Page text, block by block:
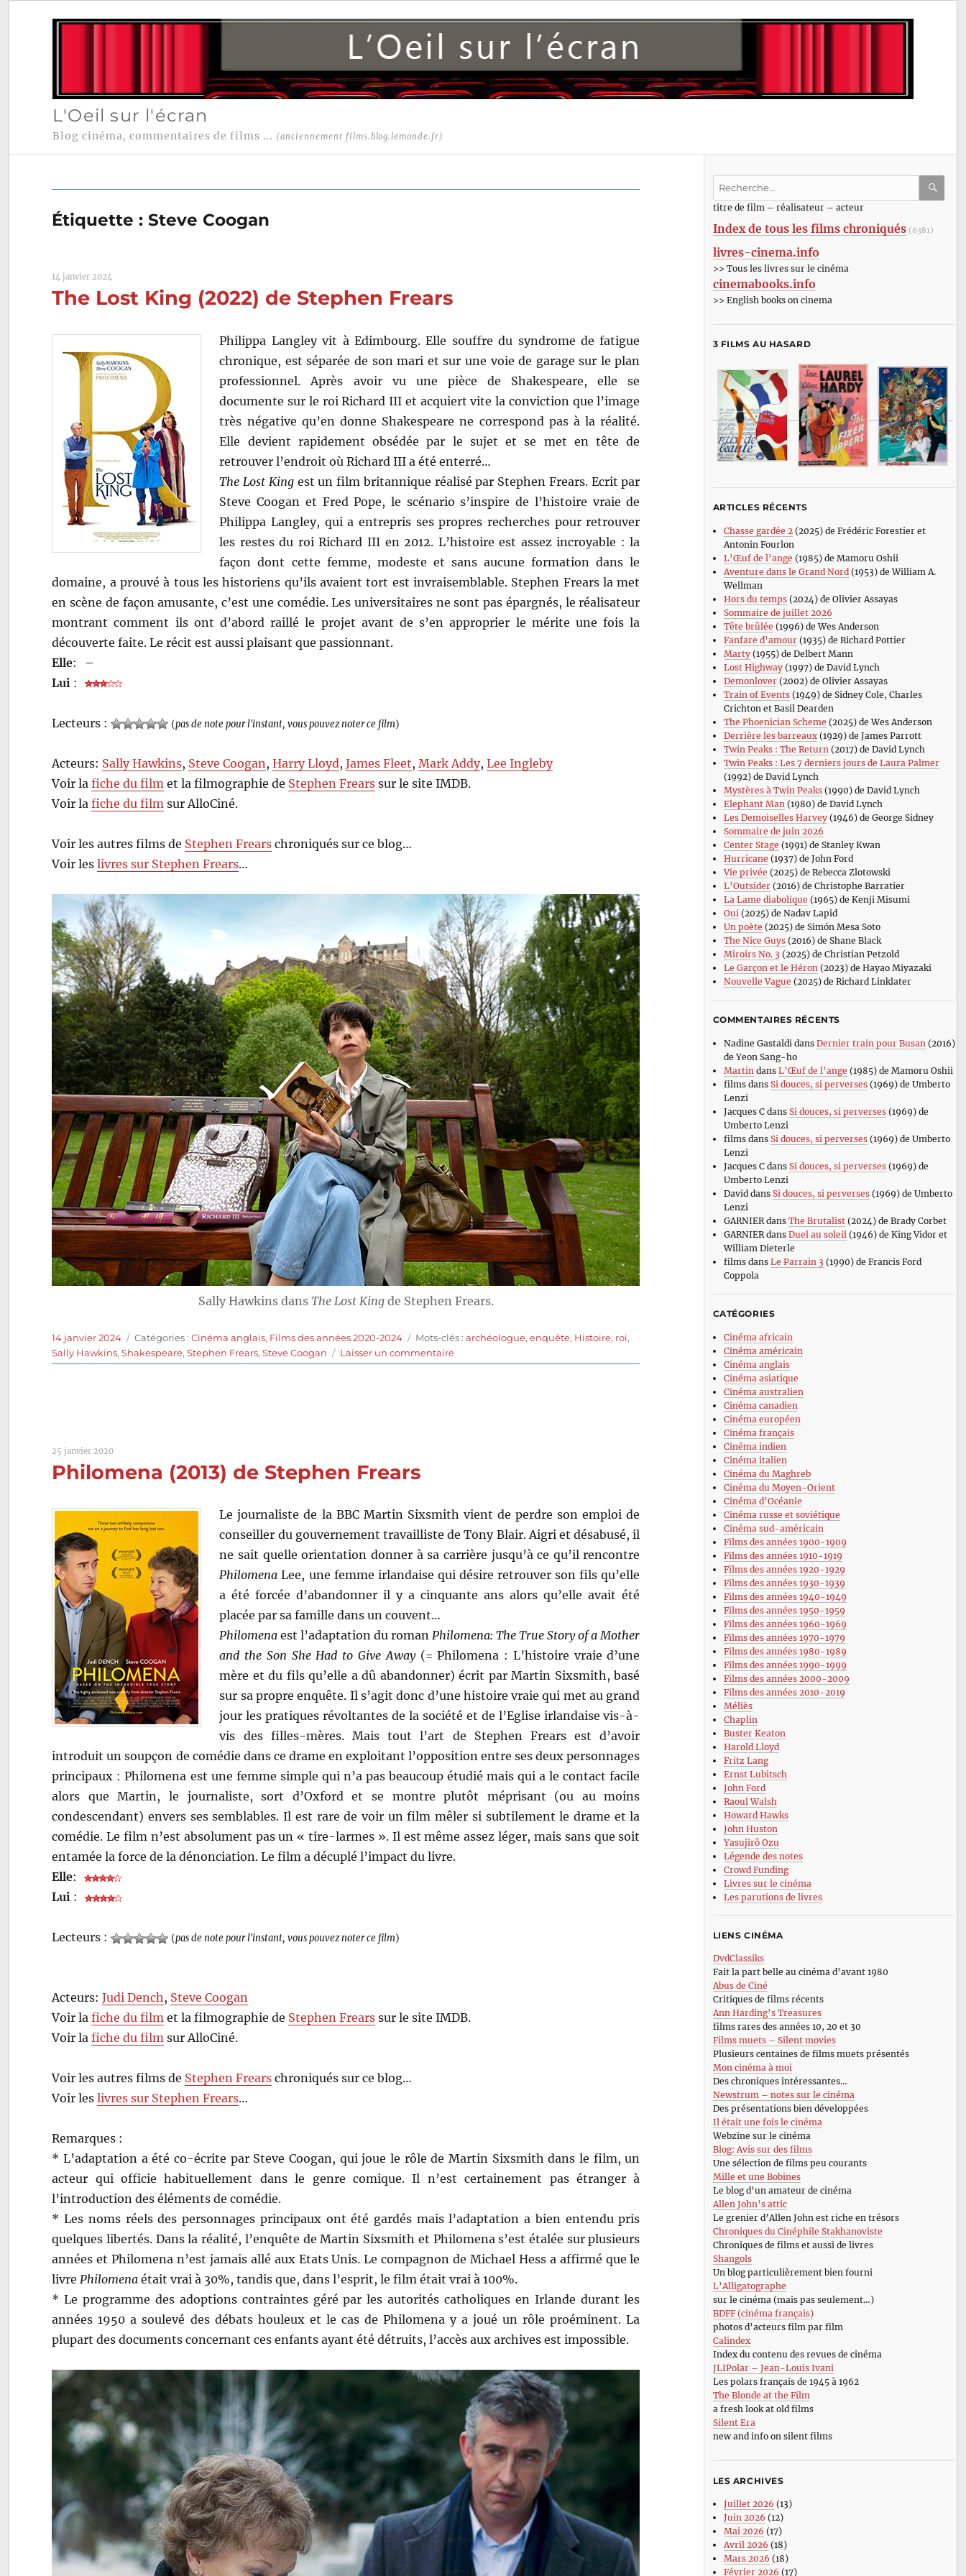
L'Oeil sur l'écran
Blog cinéma, commentaires de films ... (anciennement films.blog.lemonde.fr)
Étiquette :Steve Coogan
14 janvier 2024
The Lost King (2022) de Stephen Frears
Philippa Langley vit à Edimbourg. Elle souffre du syndrome de fatigue
chronique, est séparée de son mari et sur une voie de garage sur le plan
professionnel. Après avoir vu une pièce de Shakespeare, elle se
documente sur le roi Richard III et acquiert vite la conviction que l’image
très négative qu’en donne Shakespeare ne correspond pas à la réalité.
Elle devient rapidement obsédée par le sujet et se met en tête de
retrouver l’endroit où Richard III a été enterré…
The Lost Kingest un film britannique réalisé par Stephen Frears. Ecrit par
Steve Coogan et Fred Pope, le scénario s’inspire de l’histoire vraie de
Philippa Langley, qui a entrepris ses propres recherches pour retrouver
les restes du roi Richard III en 2012. L’histoire est assez incroyable : la
façon dont cette femme, modeste et sans aucune formation dans le
domaine, a prouvé à tous les historiens qu’ils avaient tort est invraisemblable. Stephen Frears la met
en scène de façon amusante, c’est une comédie. Les universitaires ne sont pas épargnés, le réalisateur
montrant comment ils ont d’abord raillé le projet avant de s’en approprier le mérite une fois la
découverte faite. Le récit est aussi plaisant que passionnant.
Elle:
–
Lui :
Lecteurs : (pas de note pour l'instant, vous pouvez noter ce film)
Acteurs: Sally Hawkins, Steve Coogan ,Harry Lloyd,James Fleet,Mark Addy,Lee Ingleby
Voir lafiche du film et la filmographie de Stephen Frears sur le site IMDB.
Voir lafiche du film sur AlloCiné.
Voir les autres films de Stephen Frears chroniqués sur ce blog…
Voir leslivres sur Stephen Frears…
Sally Hawkins dans The Lost Kingde Stephen Frears.
Publié
le
14 janvier 2024 Catégories
Catégories :Cinéma anglais, Films des années 2020-2024 Étiquettes
Mots-clés :archéologue,enquête, Histoire, roi,
Sally Hawkins,Shakespeare,Stephen Frears,Steve Coogan Laisser un commentairesur
The
25 janvier 2020
Philomena (2013) de Stephen Frears
Le journaliste de la BBC Martin Sixsmith vient de perdre son emploi de
conseiller du gouvernement travailliste de Tony Blair. Aigri et désabusé, il
ne sait quelle orientation donner à sa carrière jusqu’à ce qu’il rencontre
Philomena Lee, une femme irlandaise qui désire retrouver son fils qu’elle
a été forcée d’abandonner il y a cinquante ans alors qu’elle avait été
placée par sa famille dans un couvent…
Philomena est l’adaptation du romanPhilomena: The True Story of a Mother
and the Son She Had to Give Away(= Philomena : L’histoire vraie d’une
mère et du fils qu’elle a dû abandonner) écrit par Martin Sixsmith, basé
sur sa propre enquête. Il s’agit donc d’une histoire vraie qui met au grand
jour les pratiques révoltantes de la société et de l’Eglise irlandaise vis-à-
vis des filles-mères. Mais tout l’art de Stephen Frears est d’avoir
introduit un soupçon de comédie dans ce drame en exploitant l’opposition entre ses deux personnages
principaux : Philomena est une femme simple qui n’a pas beaucoup étudié mais qui a le contact facile
alors que Martin, le journaliste, sort d’Oxford et se montre plutôt méprisant (ou au moins
condescendant) envers ses semblables. Il est rare de voir un film mêler si subtilement le drame et la
comédie. Le film n’est absolument pas un « tire-larmes ». Il est même assez léger, mais sans que soit
entamée la force de la dénonciation. Le film a décuplé l’impact du livre.
Elle:
Lui :
Lecteurs : (pas de note pour l'instant, vous pouvez noter ce film)
Acteurs:Judi Dench, Steve Coogan
Voir lafiche du film et la filmographie de Stephen Frears sur le site IMDB.
Voir lafiche du film sur AlloCiné.
Voir les autres films de Stephen Frears chroniqués sur ce blog…
Voir leslivres sur Stephen Frears…
Remarques :
* L’adaptation a été co-écrite par Steve Coogan, qui joue le rôle de Martin Sixsmith dans le film, un
acteur qui officie habituellement dans le genre comique. Il n’est certainement pas étranger à
l’introduction des éléments de comédie.
* Les noms réels des personnages principaux ont été gardés mais l’adaptation a bien entendu pris
quelques libertés. Dans la réalité, l’enquête de Martin Sixsmith et Philomena s’est étalée sur plusieurs
années et Philomena n’est jamais allé aux Etats Unis. Le compagnon de Michael Hess a affirmé que le
livrePhilomena était vrai à 30%, tandis que, dans l’esprit, le film était vrai à 100%.
* Le programme des adoptions contraintes géré par les autorités catholiques en Irlande durant les
années 1950 a soulevé des débats houleux et le cas de Philomena y a joué un rôle proéminent. La
plupart des documents concernant ces enfants ayant été détruits, l’accès aux archives est impossible.
Recherche
:titre de film – réalisateur – acteur
Index de tous les films chroniqués (6381)
livres-cinema.info
>> Tous les livres sur le cinéma
cinemabooks.info
>> English books on cinema
3 FILMS AU HASARD
ARTICLES RÉCENTS
Chasse gardée 2(2025) de Frédéric Forestier et
Antonin Fourlon
L’Œuf de l’ange (1985) de Mamoru Oshii
Aventure dans le Grand Nord(1953) de William A.
Wellman
Hors du temps(2024) de Olivier Assayas
Sommaire de juillet 2026
Tête brûlée (1996) de Wes Anderson
Fanfare d’amour(1935) de Richard Pottier
Marty(1955) de Delbert Mann
Lost Highway(1997) de David Lynch
Demonlover(2002) de Olivier Assayas
Train of Events(1949) de Sidney Cole, Charles
Crichton et Basil Dearden
The Phoenician Scheme (2025) de Wes Anderson
Derrière les barreaux(1929) de James Parrott
Twin Peaks : The Return(2017) de David Lynch
Twin Peaks : Les 7 derniers jours de Laura Palmer
(1992) de David Lynch
Mystères à Twin Peaks(1990) de David Lynch
Elephant Man(1980) de David Lynch
Les Demoiselles Harvey(1946) de George Sidney
Sommaire de juin 2026
Center Stage (1991) de Stanley Kwan
Hurricane (1937) de John Ford
Vie privée (2025) de Rebecca Zlotowski
L’Outsider(2016) de Christophe Barratier
La Lame diabolique (1965) de Kenji Misumi
Oui(2025) de Nadav Lapid
Un poète (2025) de Simón Mesa Soto
The Nice Guys(2016) de Shane Black
Miroirs No. 3 (2025) de Christian Petzold
Le Garçon et le Héron(2023) de Hayao Miyazaki
Nouvelle Vague (2025) de Richard Linklater
COMMENTAIRES RÉCENTS
Nadine Gastaldi dans Dernier train pour Busan (2016)
de Yeon Sang-ho
Martin dans L’Œuf de l’ange (1985) de Mamoru Oshii
filmsdans Si douces, si perverses(1969) de Umberto
Lenzi
Jacques Cdans Si douces, si perverses(1969) de
Umberto Lenzi
filmsdans Si douces, si perverses(1969) de Umberto
Lenzi
Jacques Cdans Si douces, si perverses(1969) de
Umberto Lenzi
David dans Si douces, si perverses(1969) de Umberto
Lenzi
GARNIERdans The Brutalist(2024) de Brady Corbet
GARNIERdans Duel au soleil (1946) de King Vidor et
William Dieterle
filmsdans Le Parrain 3 (1990) de Francis Ford
Coppola
CATÉGORIES
Cinéma africain
Cinéma américain
Cinéma anglais
Cinéma asiatique
Cinéma australien
Cinéma canadien
Cinéma européen
Cinéma français
Cinéma indien
Cinéma italien
Cinéma du Maghreb
Cinéma du Moyen-Orient
Cinéma d’Océanie
Cinéma russe et soviétique
Cinéma sud-américain
Films des années 1900-1909
Films des années 1910-1919
Films des années 1920-1929
Films des années 1930-1939
Films des années 1940-1949
Films des années 1950-1959
Films des années 1960-1969
Films des années 1970-1979
Films des années 1980-1989
Films des années 1990-1999
Films des années 2000-2009
Films des années 2010-2019
Méliès
Chaplin
Buster Keaton
Harold Lloyd
Fritz Lang
Ernst Lubitsch
John Ford
Raoul Walsh
Howard Hawks
John Huston
Yasujirô Ozu
Légende des notes
Crowd Funding
Livres sur le cinéma
Les parutions de livres
LIENS CINÉMA
DvdClassiks
Fait la part belle au cinéma d’avant 1980
Abus de Ciné
Critiques de films récents
Ann Harding’s Treasures
films rares des années 10, 20 et 30
Films muets – Silent movies
Plusieurs centaines de films muets présentés
Mon cinéma à moi
Des chroniques intéressantes…
Newstrum – notes sur le cinéma
Des présentations bien développées
Il était une fois le cinéma
Webzine sur le cinéma
Blog: Avis sur des films
Une sélection de films peu courants
Mille et une Bobines
Le blog d’un amateur de cinéma
Allen John’s attic
Le grenier d’Allen John est riche en trésors
Chroniques du Cinéphile Stakhanoviste
Chroniques de films et aussi de livres
Shangols
Un blog particulièrement bien fourni
L’Alligatographe
sur le cinéma (mais pas seulement…)
BDFF (cinéma français)
photos d’acteurs film par film
Calindex
Index du contenu des revues de cinéma
JLIPolar – Jean-Louis Ivani
Les polars français de 1945 à 1962
The Blonde at the Film
a fresh look at old films
Silent Era
new and info on silent films
LES ARCHIVES
Juillet 2026 (13)
Juin 2026 (12)
Mai 2026 (17)
Avril 2026 (18)
Mars 2026 (18)
Février 2026 (17)